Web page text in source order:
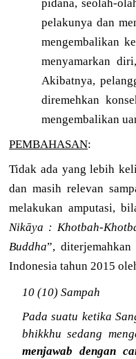
pidana, seolah-
pelakunya dan
mengembalikan
menyamarkan
Akibatnya,
diremehkan
mengembalikan
PEMBAHASAN:
Tidak ada yang lebih
dan masih relevan
melakukan amputasi,
Nikāya : Khotbah-
Buddha”,
Indonesia tahun 2015
10 (10) Sampah
Pada suatu ketika
bhikkhu sedang
menjawab dengan